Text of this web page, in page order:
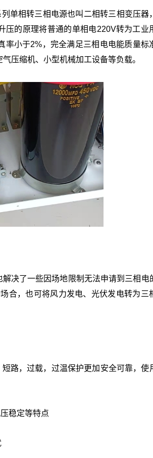
单相转三相电源也叫二相转三相变压器
的原理将普通的单相电220V转为工业
率小于2%，完全满足三相电电能质量标
压缩机、小型机械加工设备等负载。
决了一些因场地限制无法申请到三相电
合，也可将风力发电、光伏发电转为三
路，过载，过温保护更加安全可靠，使
稳定等特点